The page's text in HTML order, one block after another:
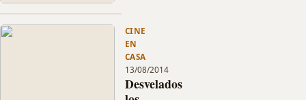
3D,
y
os
contamos…
reservar
en
España
la
Versión
CINE
EN
CASA
13/08/2014
Desvelados